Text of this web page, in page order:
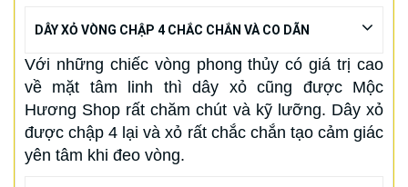
DÂY XỎ VÒNG CHẬP 4 CHẮC CHẮN VÀ CO DÃN
Với những chiếc vòng phong thủy có giá trị cao
về mặt tâm linh thì dây xỏ cũng được Mộc
Hương Shop rất chăm chút và kỹ lưỡng. Dây xỏ
được chập 4 lại và xỏ rất chắc chắn tạo cảm giác
yên tâm khi đeo vòng.